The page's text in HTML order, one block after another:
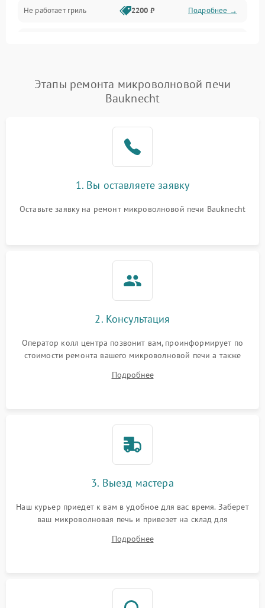
Не работает гриль 2200 ₽ Подробнее →
Появление запаха гари Подробнее →
2400 ₽ Подробнее →
Не горит подсветка 2000 ₽
Этапы ремонта микроволновой печи
Bauknecht
1. Вы оставляете заявку
Оставьте заявку на ремонт микроволновой печи Bauknecht
2. Консультация
Оператор колл центра позвонит вам, проинформирует по
стоимости ремонта вашего микроволновой печи а также
Подробнее
3. Выезд мастера
Наш курьер приедет к вам в удобное для вас время. Заберет
ваш микроволновая печь и привезет на склад для
Подробнее